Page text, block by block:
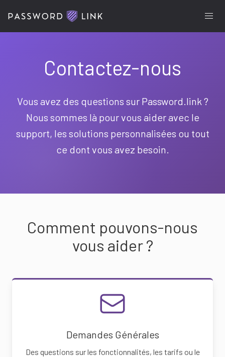
Contactez-nous
Vous avez des questions sur Password.link ?
Nous sommes là pour vous aider avec le
support, les solutions personnalisées ou tout
ce dont vous avez besoin.
Comment pouvons-nous
vous aider ?
Demandes Générales
Des questions sur les fonctionnalités, les tarifs ou le